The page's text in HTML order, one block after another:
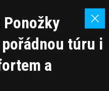
Ponožky
pořádnou túru i
a